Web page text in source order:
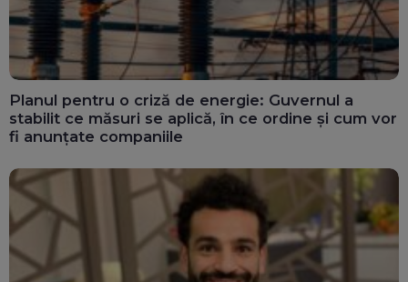
Planul pentru o criză de energie: Guvernul a
stabilit ce măsuri se aplică, în ce ordine și cum vor
fi anunțate companiile